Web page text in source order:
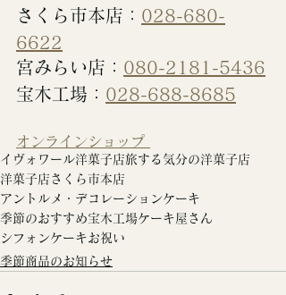
さくら市本店： 028-680-
6622
宮みらい店： 080-2181-5436
宝木工場： 028-688-8685
オンラインショップ
イヴォワール洋菓子店旅する気分の洋菓子店
洋菓子店 さくら市本店
アントルメ・デコレーションケーキ
季節のおすすめ宝木工場ケーキ屋さん
シフォンケーキ お祝い
季節商品のお知らせ